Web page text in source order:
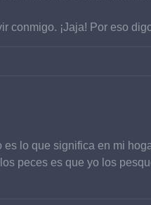
conmigo. ¡Jaja! Por eso
lo que significa en mi
peces es que yo los